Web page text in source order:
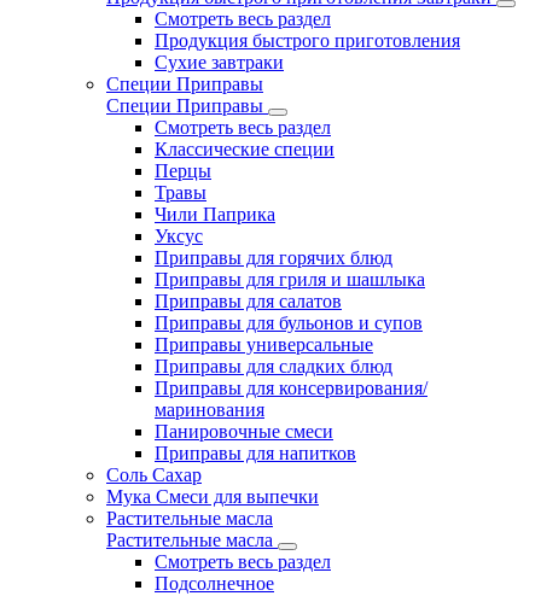
Смотреть весь раздел
Продукция быстрого приготовления
Сухие завтраки
Специи Приправы
Специи Приправы
Смотреть весь раздел
Классические специи
Перцы
Травы
Чили Паприка
Уксус
Приправы для горячих блюд
Приправы для гриля и шашлыка
Приправы для салатов
Приправы для бульонов и супов
Приправы универсальные
Приправы для сладких блюд
Приправы для консервирования/
маринования
Панировочные смеси
Приправы для напитков
Соль Сахар
Мука Смеси для выпечки
Растительные масла
Растительные масла
Смотреть весь раздел
Подсолнечное